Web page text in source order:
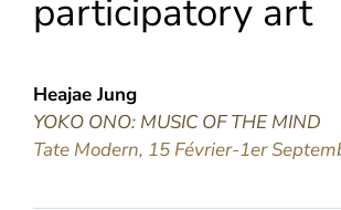
participatory art
Heajae Jung
YOKO ONO: MUSIC OF THE MIND
Tate Modern, 15 Février-1er